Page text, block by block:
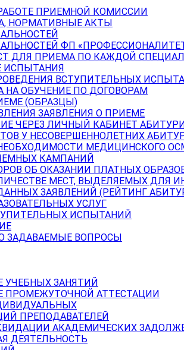
ПРИЕМНОЙ КОМИССИИ
НОРМАТИВНЫЕ АКТЫ
ФП
ДЛЯ ПРИЕМА ПО КАЖДОЙ
ИСПЫТАНИЯ
ВСТУПИТЕЛЬНЫХ
НА ОБУЧЕНИЕ ПО ДОГОВОРАМ
(ОБРАЗЦЫ)
ЗАЯВЛЕНИЯ О ПРИЕМЕ
ЧЕРЕЗ ЛИЧНЫЙ КАБИНЕТ
У НЕСОВЕРШЕННОЛЕТНИХ
МЕДИЦИНСКОГО
КАМПАНИЙ
ОБ ОКАЗАНИИ ПЛАТНЫХ
МЕСТ, ВЫДЕЛЯЕМЫХ ДЛЯ
ЗАЯВЛЕНИЙ (РЕЙТИНГ
УСЛУГ
ИСПЫТАНИЙ
ЗАДАВАЕМЫЕ ВОПРОСЫ
УЧЕБНЫХ ЗАНЯТИЙ
ПРОМЕЖУТОЧНОЙ АТТЕСТАЦИИ
ПРЕПОДАВАТЕЛЕЙ
АКАДЕМИЧЕСКИХ
ДЕЯТЕЛЬНОСТЬ